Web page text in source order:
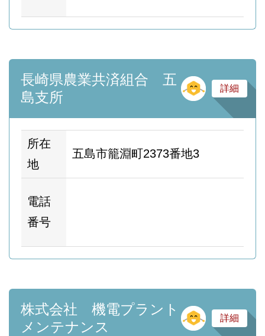
長崎県農業共済組合 五
島支所
そ
詳細
所在
地
五島市籠淵町2373番地3
電話
番号
株式会社 機電プラント
メンテナンス
そ
詳細